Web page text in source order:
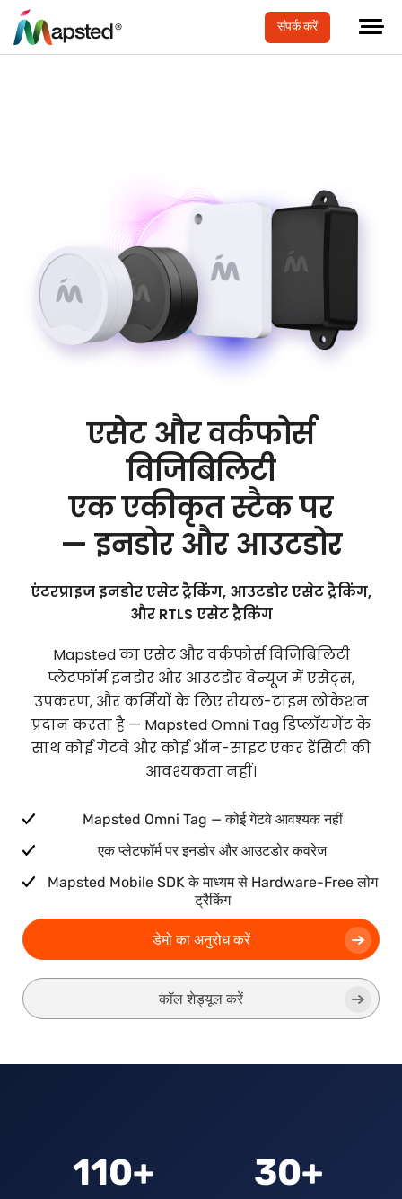
संपर्क करें
एसेट और वर्कफोर्स
विजिबिलिटी
एक एकीकृत स्टैक पर
— इनडोर और आउटडोर
एंटरप्राइज इनडोर एसेट ट्रैकिंग, आउटडोर एसेट ट्रैकिंग,
और RTLS एसेट ट्रैकिंग
Mapsted का एसेट और वर्कफोर्स विजिबिलिटी
प्लेटफॉर्म इनडोर और आउटडोर वेन्यूज में एसेट्स,
उपकरण, और कर्मियों के लिए रीयल-टाइम लोकेशन
प्रदान करता है — Mapsted Omni Tag डिप्लॉयमेंट के
साथ कोई गेटवे और कोई ऑन-साइट एंकर डेंसिटी की
आवश्यकता नहीं।
Mapsted Omni Tag — कोई गेटवे आवश्यक नहीं
एक प्लेटफॉर्म पर इनडोर और आउटडोर कवरेज
Mapsted Mobile SDK के माध्यम से Hardware-Free लोग
ट्रैकिंग
डेमो का अनुरोध करें
कॉल शेड्यूल करें
110+ 30+